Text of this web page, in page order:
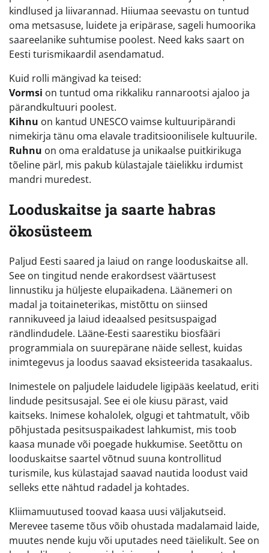
kindlused ja liivarannad. Hiiumaa seevastu on tuntud
oma metsasuse, luidete ja eripärase, sageli humoorika
saareelanike suhtumise poolest. Need kaks saart on
Eesti turismikaardil asendamatud.
Kuid rolli mängivad ka teised:
Vormsi on tuntud oma rikkaliku rannarootsi ajaloo ja
pärandkultuuri poolest.
Kihnu on kantud UNESCO vaimse kultuuripärandi
nimekirja tänu oma elavale traditsioonilisele kultuurile.
Ruhnu on oma eraldatuse ja unikaalse puitkirikuga
tõeline pärl, mis pakub külastajale täielikku irdumist
mandri muredest.
Looduskaitse ja saarte habras
ökosüsteem
Paljud Eesti saared ja laiud on range looduskaitse all.
See on tingitud nende erakordsest väärtusest
linnustiku ja hüljeste elupaikadena. Läänemeri on
madal ja toitaineterikas, mistõttu on siinsed
rannikuveed ja laiud ideaalsed pesitsuspaigad
rändlindudele. Lääne-Eesti saarestiku biosfääri
programmiala on suurepärane näide sellest, kuidas
inimtegevus ja loodus saavad eksisteerida tasakaalus.
Inimestele on paljudele laidudele ligipääs keelatud, eriti
lindude pesitsusajal. See ei ole kiusu pärast, vaid
kaitseks. Inimese kohalolek, olgugi et tahtmatult, võib
põhjustada pesitsuspaikadest lahkumist, mis toob
kaasa munade või poegade hukkumise. Seetõttu on
looduskaitse saartel võtnud suuna kontrollitud
turismile, kus külastajad saavad nautida loodust vaid
selleks ette nähtud radadel ja kohtades.
Kliimamuutused toovad kaasa uusi väljakutseid.
Merevee taseme tõus võib ohustada madalamaid laide,
muutes nende kuju või uputades need täielikult. See on